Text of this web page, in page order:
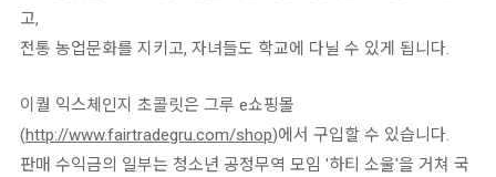
고,
전통 농업문화를 지키고, 자녀들도 학교에 다닐 수 있게 됩니다.
이퀄 익스체인지 초콜릿은 그루 e쇼핑몰
(http://www.fairtradegru.com/shop)에서 구입할 수 있습니다.
판매 수익금의 일부는 청소년 공정무역 모임 '하티 소울'을 거쳐 국